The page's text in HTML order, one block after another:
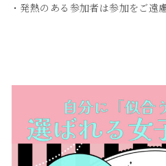
・発熱のある参加者は参加をご遠